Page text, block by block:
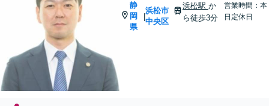
静
岡
県
|
浜松市
中央区
浜松駅 か
ら徒歩3分
営業時間：本
日定休日